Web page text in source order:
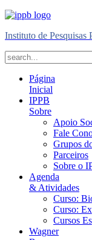
Instituto de Pesquisas
Página
Inicial
IPPB
Sobre
Apoio
Fale
Grupos
Parceiros
Sobre o
Agenda
& Atividades
Curso:
Curso:
Cursos
Wagner